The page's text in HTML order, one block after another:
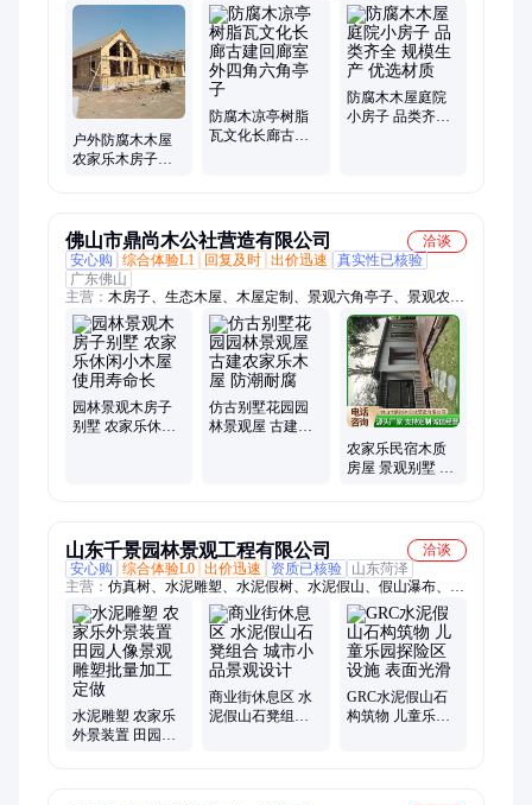
户外防腐木木屋
农家乐木房子生
防腐木凉亭树脂
瓦文化长廊古建
防腐木木屋庭院
小房子 品类齐全
佛山市鼎尚木公社营造有限公司
洽谈
安心购
综合体验L1 回复及时 出价迅速
真实性已核验
广东佛山
主营： 木房子、生态木屋、木屋定制、景观六角亭子、景观农家
乐民宿、防腐木景观工程、三角景观木屋、木屋别墅、古建凉
亭、木屋民宿、简约木屋、古建木屋、防腐木屋、异形木屋、防
腐木凉亭、三角形木屋、防腐木木屋、户外景区民宿、三角形防
腐木木房子、异形木屋别墅、景区露营地民宿、三角木屋景区民
宿、户外木房子、生态别墅木房子、户外组装木房子
园林景观木房子
别墅 农家乐休闲
仿古别墅花园园
林景观屋 古建农
农家乐民宿木质
房屋 景观别墅 美
山东千景园林景观工程有限公司
洽谈
安心购
综合体验L0 出价迅速 资质已核验
山东菏泽
主营： 仿真树、水泥雕塑、水泥假树、水泥假山、假山瀑布、仿
木护栏、仿木亭子、水泥仿木凉亭、园区仿木栏杆、仿木凉亭图
片、水泥仿木花架、水泥仿木栏杆、水泥假树大门
水泥雕塑 农家乐
外景装置 田园人
商业街休息区 水
泥假山石凳组合
GRC水泥假山石
构筑物 儿童乐园